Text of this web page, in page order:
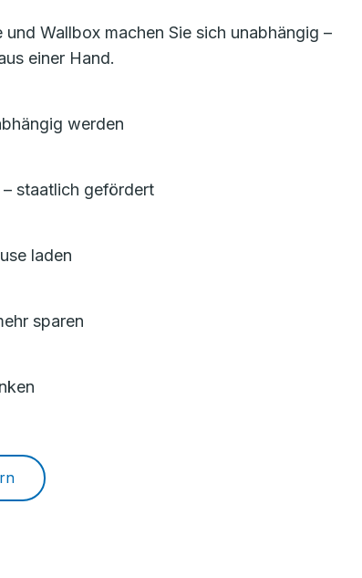
Wallbox machen Sie sich unabhängig –
einer Hand.
werden
staatlich gefördert
laden
sparen